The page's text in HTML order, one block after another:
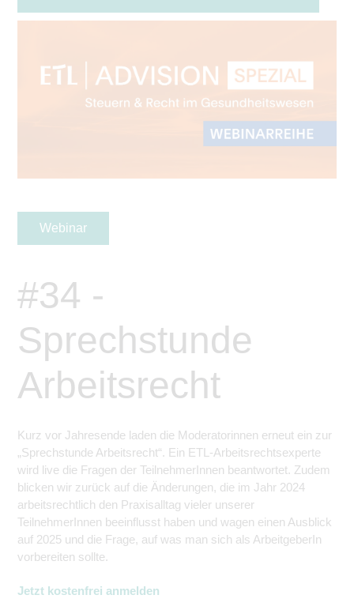
Webinar
#34 -
Sprechstunde
Arbeitsrecht
Kurz vor Jahresende laden die Moderatorinnen erneut ein zur
„Sprechstunde Arbeitsrecht“. Ein ETL-Arbeitsrechtsexperte
wird live die Fragen der TeilnehmerInnen beantwortet. Zudem
blicken wir zurück auf die Änderungen, die im Jahr 2024
arbeitsrechtlich den Praxisalltag vieler unserer
TeilnehmerInnen beeinflusst haben und wagen einen Ausblick
auf 2025 und die Frage, auf was man sich als ArbeitgeberIn
vorbereiten sollte.
Jetzt kostenfrei anmelden